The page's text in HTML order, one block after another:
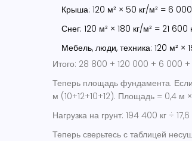
Крыша: 120 м² × 50 кг/м² = 6 000
Снег: 120 м² × 180 кг/м² = 21 600
Мебель, люди, техника: 120 м² ×
Итого: 28 800 + 120 000 + 6 000
Теперь площадь фундамента.
м (10+12+10+12). Площадь = 0,4 м
Нагрузка на грунт: 194 400 кг ÷
Теперь сверьтесь с таблицей